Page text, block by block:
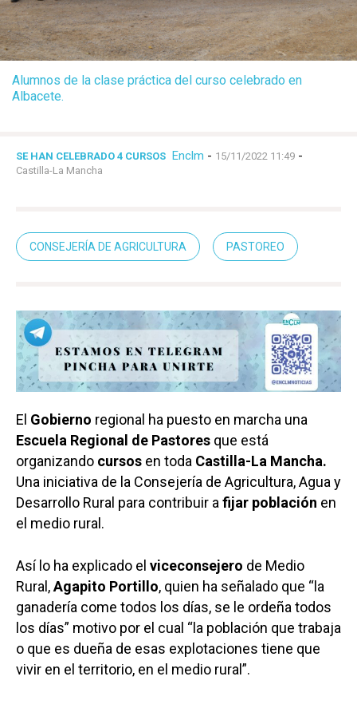
Alumnos de la clase práctica del curso celebrado en
Albacete.
SE HAN CELEBRADO 4 CURSOS Enclm - 15/11/2022 11:49 -
Castilla-La Mancha
CONSEJERÍA DE AGRICULTURA PASTOREO
El Gobierno regional ha puesto en marcha una
Escuela Regional de Pastores que está
organizando cursos en toda Castilla-La Mancha.
Una iniciativa de la Consejería de Agricultura, Agua y
Desarrollo Rural para contribuir a fijar población en
el medio rural.
Así lo ha explicado el viceconsejero de Medio
Rural,Agapito Portillo, quien ha señalado que “la
ganadería come todos los días, se le ordeña todos
los días” motivo por el cual “la población que trabaja
o que es dueña de esas explotaciones tiene que
vivir en el territorio, en el medio rural”.